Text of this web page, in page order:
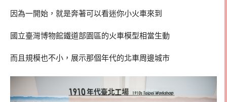
因為一開始，就是奔著可以看迷你小火車來到
國立臺灣博物館鐵道部園區的火車模型相當生動
而且規模也不小，展示那個年代的北車周邊城市